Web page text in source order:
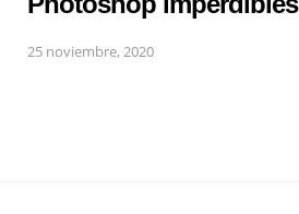
25 noviembre, 2020